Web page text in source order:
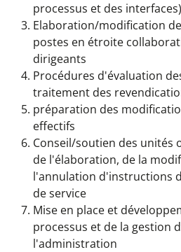
processus et des interfaces)
Elaboration/modification
postes en étroite
dirigeants
Procédures d'évaluation
traitement des
préparation des
effectifs
Conseil/soutien des unités
de l'élaboration, de la
l'annulation d'instructions
de service
Mise en place et
processus et de la gestion
l'administration